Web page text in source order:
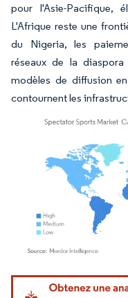
pour l'Asie-Pacifique,
L'Afrique reste une
du Nigeria, les
réseaux de la
modèles de diffusion
contournent les
Image © Mordor Intelligence.